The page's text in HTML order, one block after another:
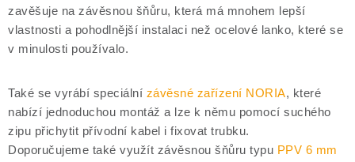
EXPANZOMATY NA TOPENÍ
DRENÁŽNÍ ČERPADLA
KALOVÁ ČERPADLA
ČERPACÍ JÍMKY KANALIZACE
zavěšuje na závěsnou šňůru, která má mnohem lepší
vlastnosti a pohodlnější instalaci než ocelové lanko, které se
v minulosti používalo.
Také se vyrábí speciální závěsné zařízení NORIA, které
nabízí jednoduchou montáž a lze k němu pomocí suchého
zipu přichytit přívodní kabel i fixovat trubku.
Doporučujeme také využít závěsnou šňůru typu PPV 6 mm